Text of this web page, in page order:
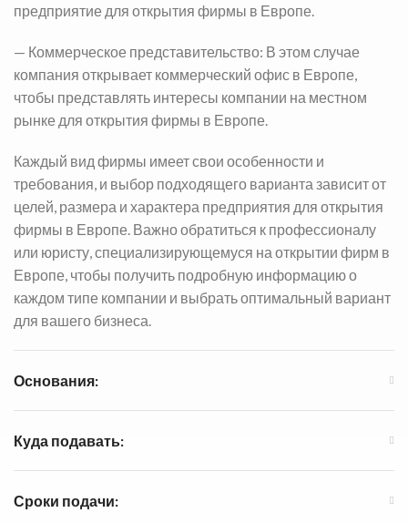
предприятие для открытия фирмы в Европе.
— Коммерческое представительство: В этом случае
компания открывает коммерческий офис в Европе,
чтобы представлять интересы компании на местном
рынке для открытия фирмы в Европе.
Каждый вид фирмы имеет свои особенности и
требования, и выбор подходящего варианта зависит от
целей, размера и характера предприятия для открытия
фирмы в Европе. Важно обратиться к профессионалу
или юристу, специализирующемуся на открытии фирм в
Европе, чтобы получить подробную информацию о
каждом типе компании и выбрать оптимальный вариант
для вашего бизнеса.
Основания:
Куда подавать:
Сроки подачи: